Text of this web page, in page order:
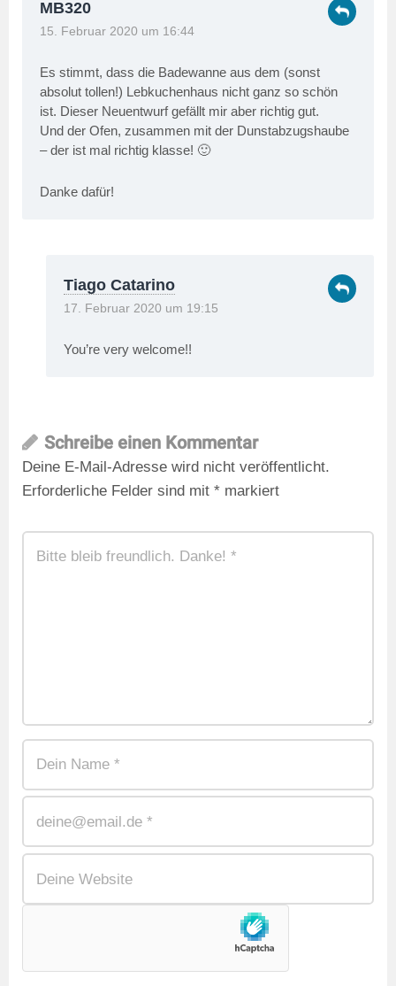
MB320
15. Februar 2020 um 16:44
Es stimmt, dass die Badewanne aus dem (sonst
absolut tollen!) Lebkuchenhaus nicht ganz so schön
ist. Dieser Neuentwurf gefällt mir aber richtig gut.
Und der Ofen, zusammen mit der Dunstabzugshaube
– der ist mal richtig klasse! 🙂
Danke dafür!
Tiago Catarino
17. Februar 2020 um 19:15
You’re very welcome!!
Schreibe einen Kommentar
Deine E-Mail-Adresse wird nicht veröffentlicht.
Erforderliche Felder sind mit * markiert